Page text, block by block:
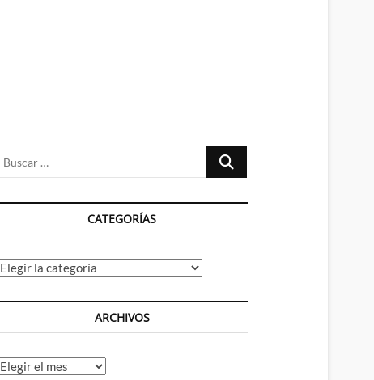
Buscar
CATEGORÍAS
Categorías
ARCHIVOS
Archivos